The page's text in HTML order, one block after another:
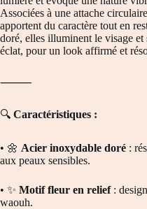
Associées à une attache
apportent du caractère tout en
doré, elles illuminent le visage
éclat, pour un look affirmé et
⸻
🔍 Caractéristiques :
• 🌼 Acier inoxydable doré :
aux peaux sensibles.
• ✨ Motif fleur en relief:
waouh.